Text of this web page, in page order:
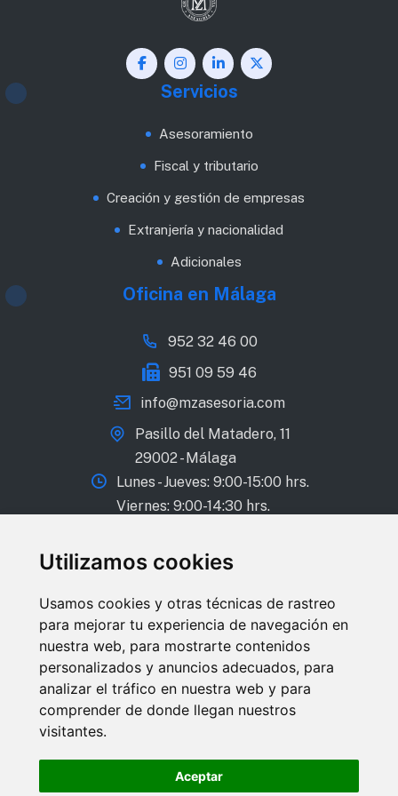
Utilizamos cookies
Usamos cookies y otras técnicas de rastreo
para mejorar tu experiencia de navegación en
nuestra web, para mostrarte contenidos
personalizados y anuncios adecuados, para
analizar el tráfico en nuestra web y para
comprender de donde llegan nuestros
visitantes.
Aceptar
Servicios
Asesoramiento
Fiscal y tributario
Creación y gestión de empresas
Extranjería y nacionalidad
Adicionales
Oficina en Málaga
952 32 46 00
951 09 59 46
info@mzasesoria.com
Pasillo del Matadero, 11
29002 - Málaga
Lunes - Jueves: 9:00-15:00 hrs.
Viernes: 9:00-14:30 hrs.
952 84 24 77
info@mzasesoria.com
Calle Cristóbal Toral, 1
29200 - Antequera
Lunes - Jueves: 9:00-15:00 hrs.